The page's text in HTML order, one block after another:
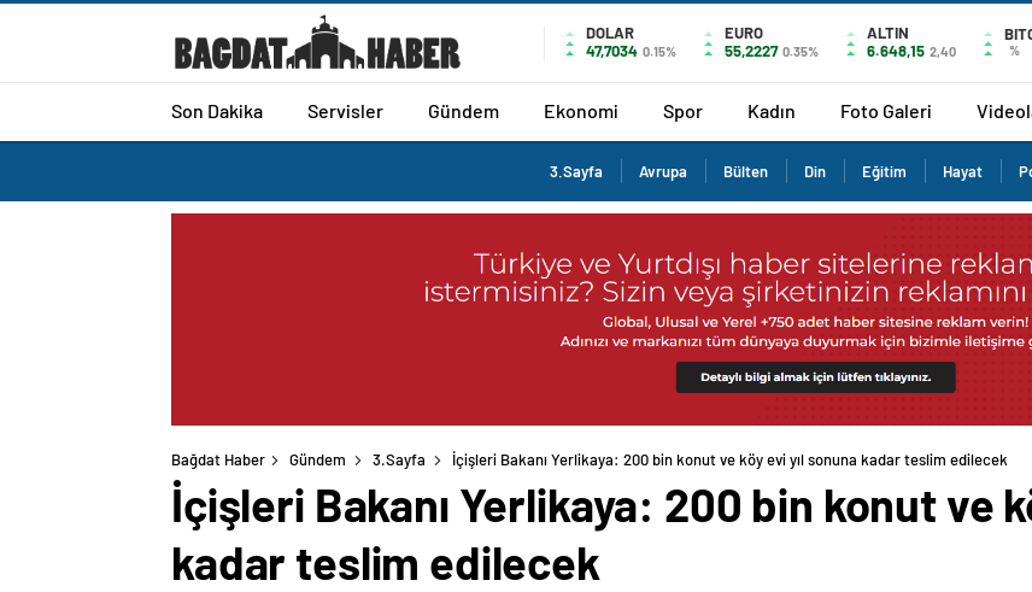
DOLAR
47,7034 0.15%
EURO
55,2227 0.35%
ALTIN
6.648,15 2,40 %
Son Dakika Servisler Gündem Ekonomi Spor Kadın Foto Galeri
3.Sayfa Avrupa Bülten Din Eğitim Hayat
Bağdat Haber Gündem 3.Sayfa İçişleri Bakanı Yerlikaya: 200 bin konut ve köy evi yıl sonuna kadar teslim edilecek
İçişleri Bakanı Yerlikaya: 200 bin konut ve
kadar teslim edilecek